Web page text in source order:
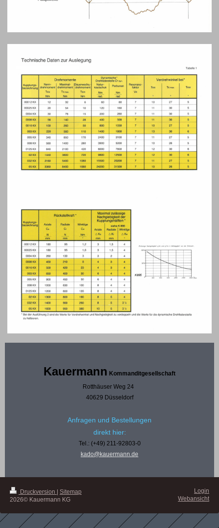
Kauermann Kommanditgesellschaft
Rotthäuser Weg 24
40629 Düsseldorf
Anfragen und Bestellungen
direkt hier:
Tel.: (+49) 211-92803-0
kado@kauermann.de
Druckversion | Sitemap
2026© Kauermann KG
Login
Webansicht